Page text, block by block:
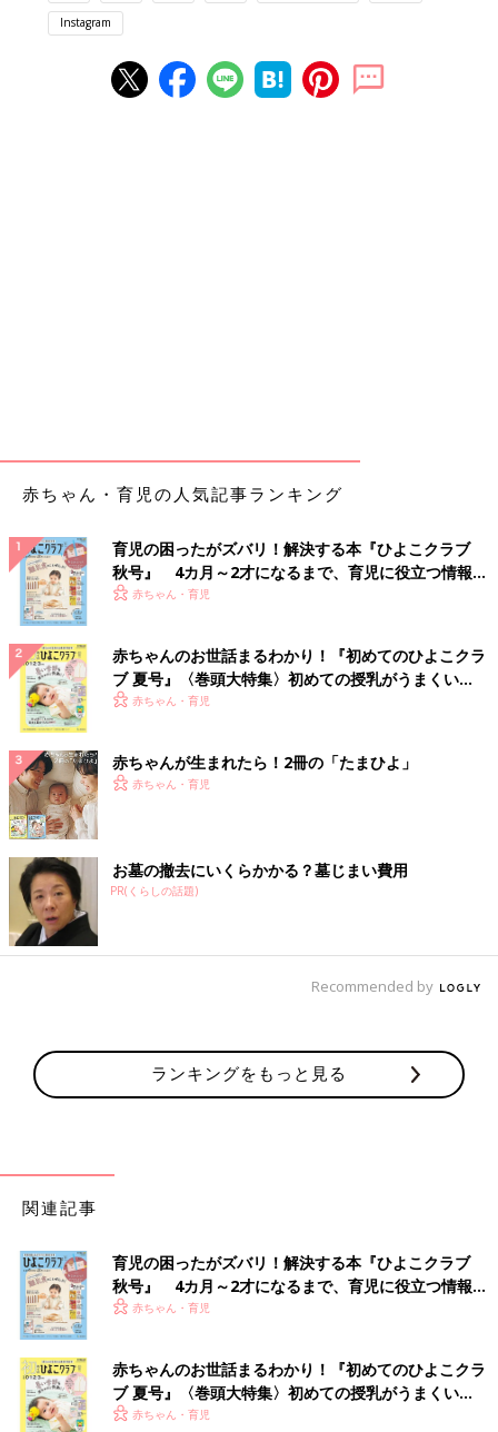
特殊な技術でたんぱく質に働きかけ、髪・頭皮だけでなくお肌ま
で大きく変化するという「レプロナイザー」 。ヘアビューザーよ
り風量があり、しっとり仕上がって、ツヤツヤの髪になるのはお
墨付きなんだそう。
コスパに納得！「ルーブルドー」の復元ドライヤー
熱ではなく水の分子を活発化して乾かすので髪が傷まず、「育成
光線」でサラサラの健康的な髪へと導いてくれる復元ドライヤー
。少しお高めの13650円（税込）もその価値あり！とSNSでも人
人気ナンバー１の「パナソニックナノケア」
Instagram
赤ちゃん・育児の人気記事ランキング
育児の困ったがズバリ！解決する本『ひよこクラブ
秋号』 4カ月～2才になるまで、育児に役立つ情報が
いっぱい！
赤ちゃん・育児
赤ちゃんのお世話まるわかり！『初めてのひよこクラ
ブ 夏号』〈巻頭大特集〉初めての授乳がうまくい
く！ おっぱい・ミルクの基本と夏のトラブル 解決テ
赤ちゃん・育児
赤ちゃんが生まれたら！2冊の「たまひよ」
赤ちゃん・育児
お墓の撤去にいくらかかる？墓じまい費用
PR(くらしの話題)
Recommended by
ランキングをもっと見る
関連記事
育児の困ったがズバリ！解決する本『ひよこクラブ
秋号』 4カ月～2才になるまで、育児に役立つ情報が
いっぱい！
赤ちゃん・育児
赤ちゃんのお世話まるわかり！『初めてのひよこクラ
ブ 夏号』〈巻頭大特集〉初めての授乳がうまくい
く！ おっぱい・ミルクの基本と夏のトラブル 解決テ
赤ちゃん・育児